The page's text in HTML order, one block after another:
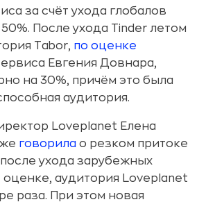
за счёт ухода глобалов
После ухода Tinder летом
Tabor, по оценке
Евгения Довнара,
на 30%, причём это была
аудитория.
Loveplanet Елена
говорила о резком притоке
ухода зарубежных
оценке, аудитория Loveplanet
раза. При этом новая